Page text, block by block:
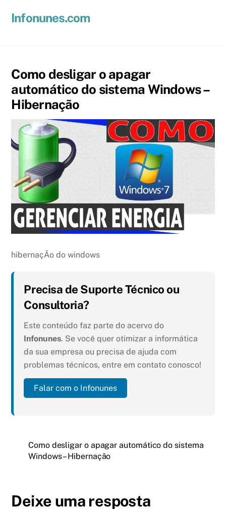
Infonunes.com
Como desligar o apagar
automático do sistema Windows –
Hibernação
hibernaçÃo do windows
Precisa de Suporte Técnico ou
Consultoria?
Este conteúdo faz parte do acervo do
Infonunes. Se você quer otimizar a informática
da sua empresa ou precisa de ajuda com
problemas técnicos, entre em contato conosco!
Falar com o Infonunes
Como desligar o apagar automático do sistema
Windows – Hibernação
Deixe uma resposta